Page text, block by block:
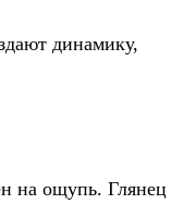
динамику,
на ощупь. Глянец